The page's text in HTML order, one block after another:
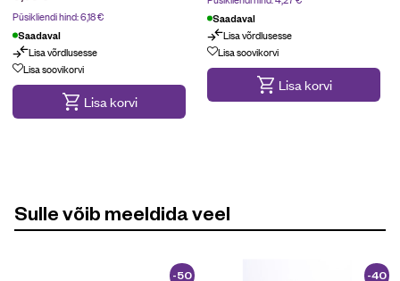
Püsikliendi hind:6,18€
Saadaval
Lisa võrdlusesse
Lisa soovikorvi
Lisa korvi
Saadaval
Lisa võrdlusesse
Lisa soovikorvi
Lisa korvi
Sulle võib meeldida veel
-50
-40